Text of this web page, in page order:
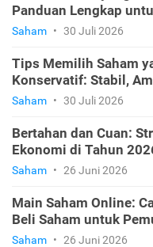
Panduan Lengkap
Saham • 30 Juli 2026
Tips Memilih Saham
Konservatif: Stabil,
Saham • 30 Juli 2026
Bertahan dan Cuan:
Ekonomi di Tahun
Saham • 26 Juni 2026
Main Saham Online:
Beli Saham untuk
Saham • 26 Juni 2026